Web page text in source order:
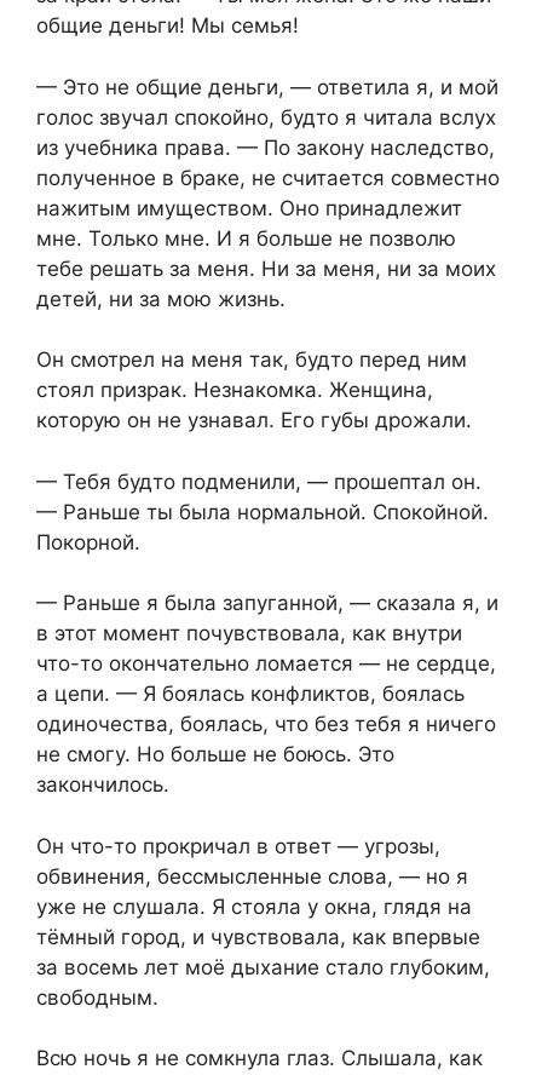
общие деньги! Мы семья!
— Это не общие деньги, — ответила я, и мой
голос звучал спокойно, будто я читала вслух
из учебника права. — По закону наследство,
полученное в браке, не считается совместно
нажитым имуществом. Оно принадлежит
мне. Только мне. И я больше не позволю
тебе решать за меня. Ни за меня, ни за моих
детей, ни за мою жизнь.
Он смотрел на меня так, будто перед ним
стоял призрак. Незнакомка. Женщина,
которую он не узнавал. Его губы дрожали.
— Тебя будто подменили, — прошептал он.
— Раньше ты была нормальной. Спокойной.
Покорной.
— Раньше я была запуганной, — сказала я, и
в этот момент почувствовала, как внутри
что-то окончательно ломается — не сердце,
а цепи. — Я боялась конфликтов, боялась
одиночества, боялась, что без тебя я ничего
не смогу. Но больше не боюсь. Это
закончилось.
Он что-то прокричал в ответ — угрозы,
обвинения, бессмысленные слова, — но я
уже не слушала. Я стояла у окна, глядя на
тёмный город, и чувствовала, как впервые
за восемь лет моё дыхание стало глубоким,
свободным.
Всю ночь я не сомкнула глаз. Слышала, как